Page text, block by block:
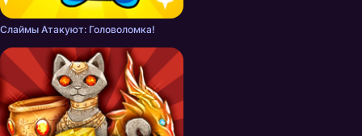
Слаймы Атакуют: Головоломка!